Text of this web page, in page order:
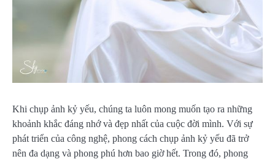
Khi chụp ảnh kỷ yếu, chúng ta luôn mong muốn tạo ra những
khoảnh khắc đáng nhớ và đẹp nhất của cuộc đời mình. Với sự
phát triển của công nghệ, phong cách chụp ảnh kỷ yếu đã trở
nên đa dạng và phong phú hơn bao giờ hết. Trong đó, phong